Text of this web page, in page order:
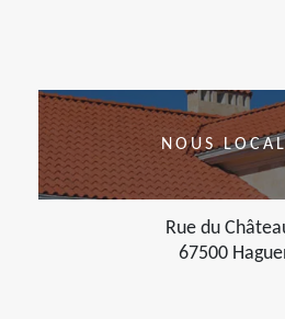
NOUS
Rue du
67500